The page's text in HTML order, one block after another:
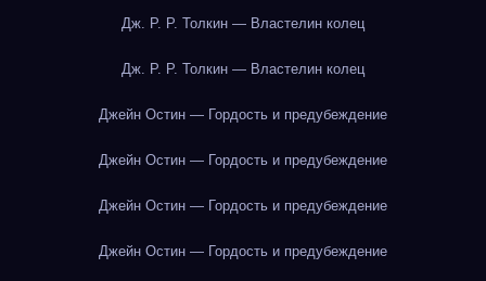
Дж. Р. Р. Толкин — Властелин колец
Дж. Р. Р. Толкин — Властелин колец
Джейн Остин — Гордость и предубеждение
Джейн Остин — Гордость и предубеждение
Джейн Остин — Гордость и предубеждение
Джейн Остин — Гордость и предубеждение